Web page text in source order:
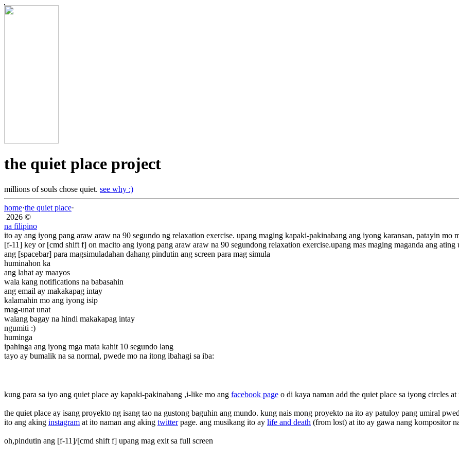
the quiet place project
millions of souls chose quiet. see why :)
home·the quiet place·
2026 ©
na filipino
ito ay ang iyong pang araw araw na 90 segundo ng relaxation exercise. upang maging kapaki-pakinabang ang iyong karansan, patayin mo
[f-11] key or [cmd shift f] on macito ang iyong pang araw araw na 90 segundong relaxation exercise.upang mas maging maganda ang
ang [spacebar] para magsimuladahan dahang pindutin ang screen para mag simula
huminahon ka
ang lahat ay maayos
wala kang notifications na babasahin
ang email ay makakapag intay
kalamahin mo ang iyong isip
mag-unat unat
walang bagay na hindi makakapag intay
ngumiti :)
huminga
ipahinga ang iyong mga mata kahit 10 segundo lang
tayo ay bumalik na sa normal, pwede mo na itong ibahagi sa iba:
kung para sa iyo ang quiet place ay kapaki-pakinabang ,i-like mo ang facebook page o di kaya naman add the quiet place sa iyong circles
the quiet place ay isang proyekto ng isang tao na gustong baguhin ang mundo. kung nais mong proyekto na ito ay patuloy pang umiral
ito ang aking instagram at ito naman ang aking twitterpage. ang musikang ito ay life and death (from lost) at ito ay gawa nang kompositor
oh,pindutin ang [f-11]/[cmd shift f] upang mag exit sa full screen